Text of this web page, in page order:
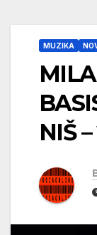
MUZIKA
NIŠ